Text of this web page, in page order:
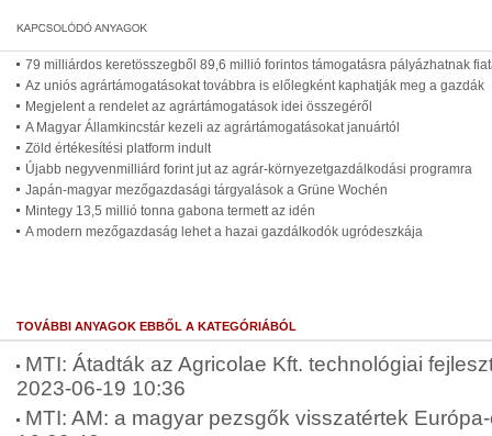
79 milliárdos keretösszegből 89,6 millió forintos támogatásra pályázhatnak
Az uniós agrártámogatásokat továbbra is előlegként kaphatják meg a gazdák
Megjelent a rendelet az agrártámogatások idei összegéről
A Magyar Államkincstár kezeli az agrártámogatásokat januártól
Zöld értékesítési platform indult
Újabb negyvenmilliárd forint jut az agrár-környezetgazdálkodási programra
Japán-magyar mezőgazdasági tárgyalások a Grüne Wochén
Mintegy 13,5 millió tonna gabona termett az idén
A modern mezőgazdaság lehet a hazai gazdálkodók ugródeszkája
TOVÁBBI ANYAGOK EBBŐL A KATEGÓRIÁBÓL
MTI: Átadták az Agricolae Kft. technológiai
2023-06-19 10:36
MTI: AM: a magyar pezsgők visszatértek